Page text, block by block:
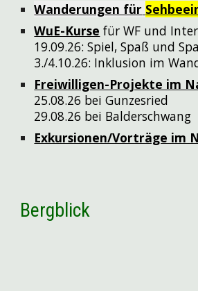
Wanderungen für
WuE-Kurse für WF und
19.09.26: Spiel, Spaß und
3./4.10.26: Inklusion im
Freiwilligen-Projekte im
25.08.26 bei Gunzesried
29.08.26 bei Balderschwang
Exkursionen/Vorträge im
Bergblick